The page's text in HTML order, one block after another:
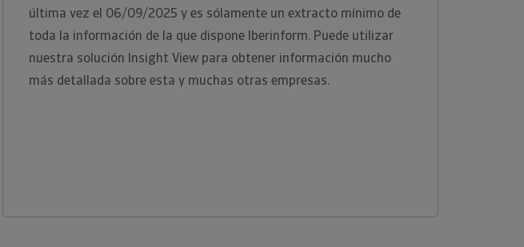
última vez el 06/09/2025 y es sólamente un extracto mínimo de
toda la información de la que dispone Iberinform. Puede utilizar
nuestra solución Insight View para obtener información mucho
más detallada sobre esta y muchas otras empresas.